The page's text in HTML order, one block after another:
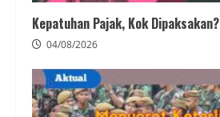
Kepatuhan Pajak, Kok Dipaksakan?
04/08/2026